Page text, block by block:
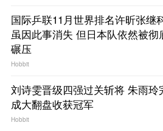
国际乒联11月世界排名许昕张继
虽因此事消失 但日本队依然被彻
碾压
Hobbit
刘诗雯晋级四强过关斩将 朱雨玲
成大翻盘收获冠军
Hobbit